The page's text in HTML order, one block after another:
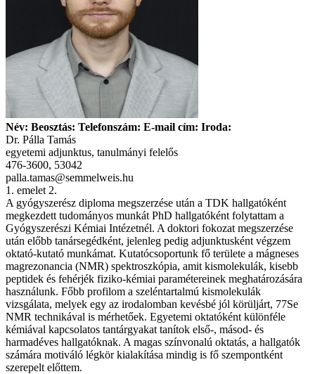
Név: Beosztás: Telefonszám: E-mail cím: Iroda:
Dr. Pálla Tamás
egyetemi adjunktus, tanulmányi felelős
476-3600, 53042
palla.tamas@semmelweis.hu
1. emelet 2.
A gyógyszerész diploma megszerzése után a TDK hallgatóként
megkezdett tudományos munkát PhD hallgatóként folytattam a
Gyógyszerészi Kémiai Intézetnél. A doktori fokozat megszerzése
után előbb tanársegédként, jelenleg pedig adjunktusként végzem
oktató-kutató munkámat. Kutatócsoportunk fő területe a mágneses
magrezonancia (NMR) spektroszkópia, amit kismolekulák, kisebb
peptidek és fehérjék fiziko-kémiai paramétereinek meghatározására
használunk. Főbb profilom a szeléntartalmú kismolekulák
vizsgálata, melyek egy az irodalomban kevésbé jól körüljárt, 77Se
NMR technikával is mérhetőek. Egyetemi oktatóként különféle
kémiával kapcsolatos tantárgyakat tanítok első-, másod- és
harmadéves hallgatóknak. A magas színvonalú oktatás, a hallgatók
számára motiváló légkör kialakítása mindig is fő szempontként
szerepelt előttem.